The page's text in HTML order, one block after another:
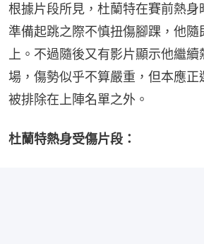
根據片段所見，杜蘭特在賽前熱身
準備起跳之際不慎扭傷腳踝，他隨
上。不過隨後又有影片顯示他繼
場，傷勢似乎不算嚴重，但本應正
被排除在上陣名單之外。
杜蘭特熱身受傷片段：